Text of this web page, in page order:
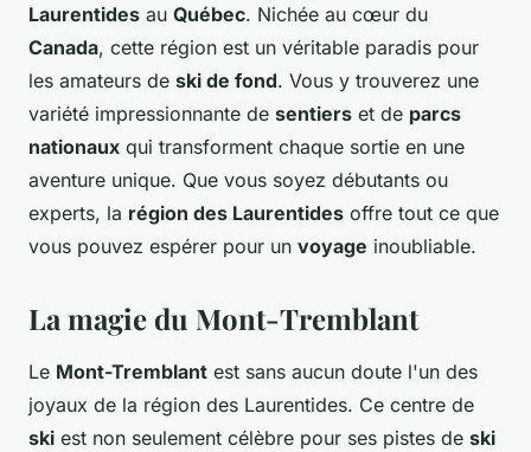
Laurentides au Québec. Nichée au cœur du
Canada, cette région est un véritable paradis pour
les amateurs de ski de fond. Vous y trouverez une
variété impressionnante de sentiers et de parcs
nationaux qui transforment chaque sortie en une
aventure unique. Que vous soyez débutants ou
experts, la région des Laurentides offre tout ce que
vous pouvez espérer pour un voyage inoubliable.
La magie du Mont-Tremblant
Le Mont-Tremblant est sans aucun doute l'un des
joyaux de la région des Laurentides. Ce centre de
ski est non seulement célèbre pour ses pistes de ski